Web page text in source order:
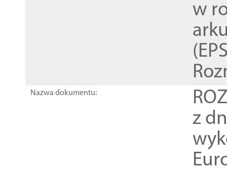
w
Nazwa dokumentu:
z